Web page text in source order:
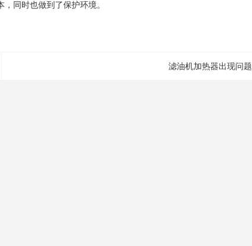
同时也做到了保护环境。
滤油机加热器出现问题